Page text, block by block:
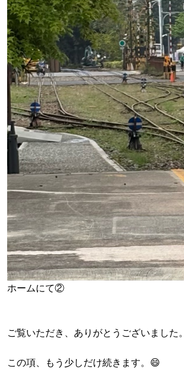
ホームにて②
ご覧いただき、ありがとうございました。
この項、もう少しだけ続きます。😄